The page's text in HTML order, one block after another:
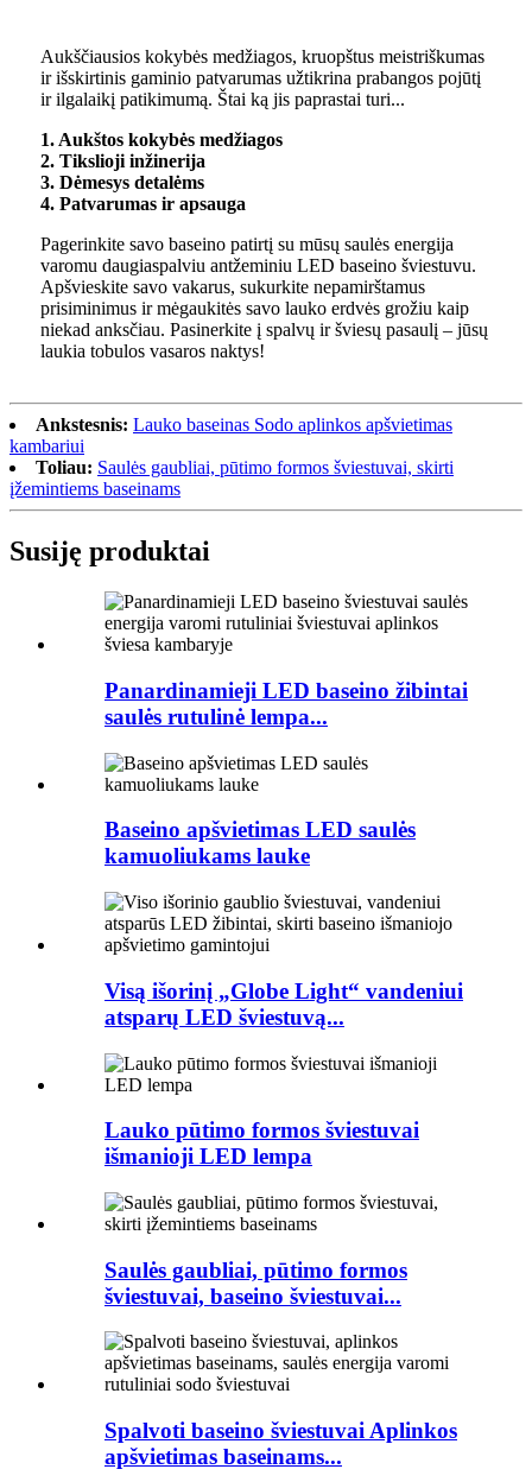
Aukščiausios kokybės medžiagos, kruopštus meistriškumas
ir išskirtinis gaminio patvarumas užtikrina prabangos pojūtį
ir ilgalaikį patikimumą. Štai ką jis paprastai turi...
1. Aukštos kokybės medžiagos
2. Tikslioji inžinerija
3. Dėmesys detalėms
4. Patvarumas ir apsauga
Pagerinkite savo baseino patirtį su mūsų saulės energija
varomu daugiaspalviu antžeminiu LED baseino šviestuvu.
Apšvieskite savo vakarus, sukurkite nepamirštamus
prisiminimus ir mėgaukitės savo lauko erdvės grožiu kaip
niekad anksčiau. Pasinerkite į spalvų ir šviesų pasaulį – jūsų
laukia tobulos vasaros naktys!
Ankstesnis: Lauko baseinas Sodo aplinkos apšvietimas
kambariui
Toliau: Saulės gaubliai, pūtimo formos šviestuvai, skirti
įžemintiems baseinams
Susiję produktai
Panardinamieji LED baseino žibintai
saulės rutulinė lempa...
Baseino apšvietimas LED saulės
kamuoliukams lauke
Visą išorinį „Globe Light“ vandeniui
atsparų LED šviestuvą...
Lauko pūtimo formos šviestuvai
išmanioji LED lempa
Saulės gaubliai, pūtimo formos
šviestuvai, baseino šviestuvai...
Spalvoti baseino šviestuvai Aplinkos
apšvietimas baseinams...